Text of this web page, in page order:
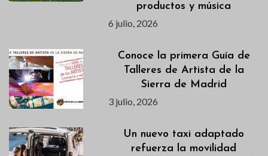
productos y música
6 julio, 2026
Conoce la primera Guía de
Talleres de Artista de la
Sierra de Madrid
3 julio, 2026
Un nuevo taxi adaptado
refuerza la movilidad